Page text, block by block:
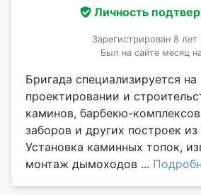
Личность
Зарегистрирован 8 лет
Был на сайте месяц
Бригада специализируется на
проектировании и
каминов, барбекю-
заборов и других построек из
Установка каминных топок,
монтаж дымоходов ...